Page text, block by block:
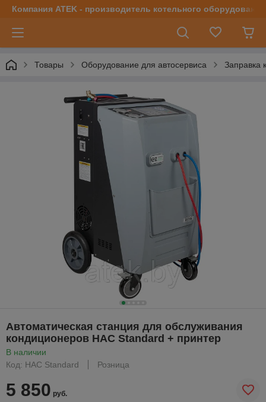
Компания ATEK - производитель котельного оборудования
Товары Оборудование для автосервиса Заправка
Автоматическая станция для обслуживания
кондиционеров HAC Standard + принтер
В наличии
Код: HAC Standard
Розница
5 850 руб.